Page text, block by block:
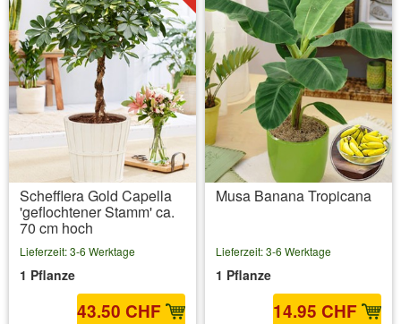
Schefflera Gold Capella
'geflochtener Stamm' ca.
70 cm hoch
Lieferzeit: 3-6 Werktage
1 Pflanze
43.50 CHF
Musa Banana Tropicana
Lieferzeit: 3-6 Werktage
1 Pflanze
14.95 CHF